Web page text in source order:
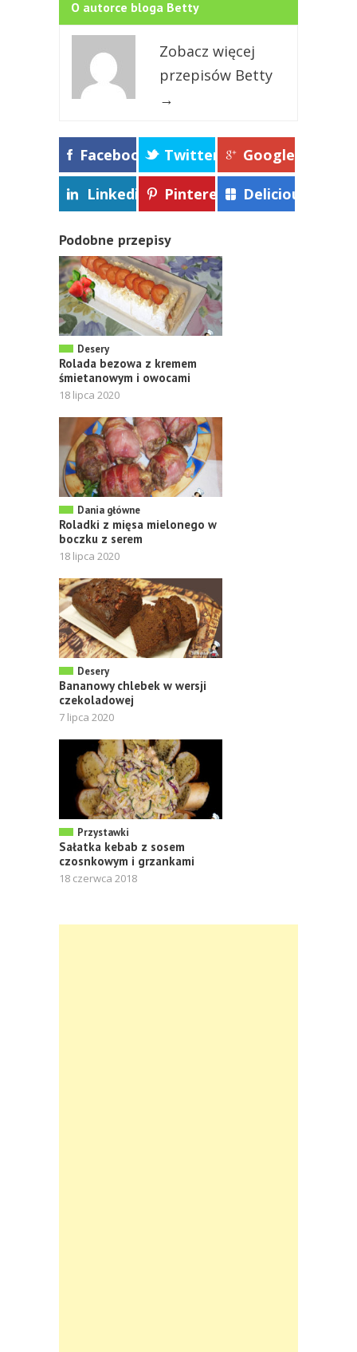
O autorce bloga Betty
Zobacz więcej
przepisów Betty
→
Facebook Twitter Google+
Linkedin Pinterest Delicious
Podobne przepisy
Desery
Rolada bezowa z kremem
śmietanowym i owocami
18 lipca 2020
Dania główne
Roladki z mięsa mielonego w
boczku z serem
18 lipca 2020
Desery
Bananowy chlebek w wersji
czekoladowej
7 lipca 2020
Przystawki
Sałatka kebab z sosem
czosnkowym i grzankami
18 czerwca 2018